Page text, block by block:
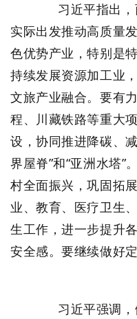
习近平指出，
实际出发推动高质量
色优势产业，特别是
持续发展资源加工业
文旅产业融合。要有
程、川藏铁路等重大
设，协同推进降碳、
界屋脊”和“亚洲水塔”
村全面振兴，巩固拓
业、教育、医疗卫生
生工作，进一步提升
安全感。要继续做好
习近平强调，